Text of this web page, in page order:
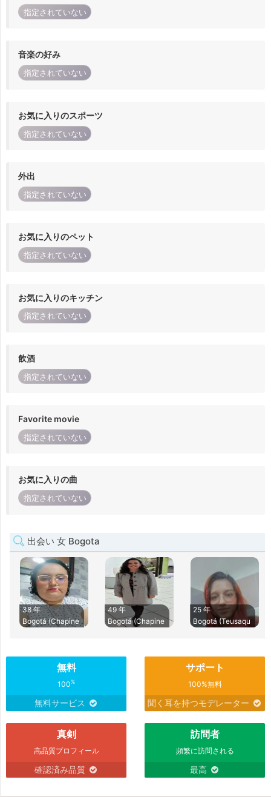
指定されていない
音楽の好み
指定されていない
お気に入りのスポーツ
指定されていない
外出
指定されていない
お気に入りのペット
指定されていない
お気に入りのキッチン
指定されていない
飲酒
指定されていない
Favorite movie
指定されていない
お気に入りの曲
指定されていない
出会い 女 Bogota
38 年
Bogotá (Chapine
49 年
Bogotá (Chapine
25 年
Bogotá (Teusaqu
無料
100%
無料サービス
サポート
100%無料
聞く耳を持つモデレーター
真剣
高品質プロフィール
確認済み品質
訪問者
頻繁に訪問される
最高